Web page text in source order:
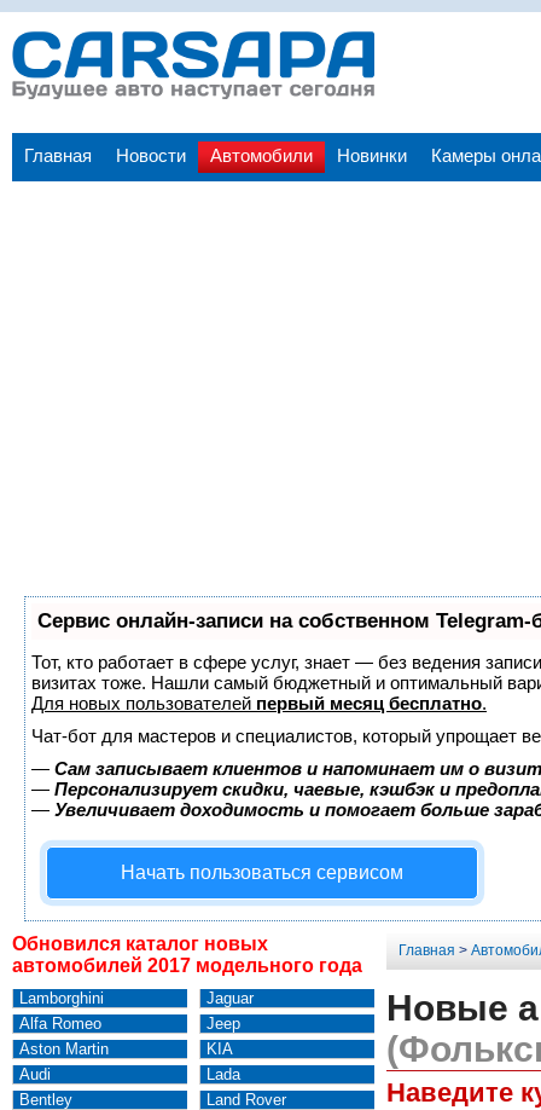
Главная Новости Автомобили Новинки Камеры
Сервис онлайн-записи на собственном Telegram-
Тот, кто работает в сфере услуг, знает — без ведения
визитах тоже. Нашли самый бюджетный и оптимальный
Для новых пользователей первый месяц бесплатно.
Чат-бот для мастеров и специалистов, который упрощает
— Сам записывает клиентов и напоминает им о
— Персонализирует скидки, чаевые, кэшбэк и
— Увеличивает доходимость и помогает больше
Начать пользоваться сервисом
Обновился каталог новых
автомобилей 2017 модельного года
Lamborghini
Alfa Romeo
Aston Martin
Audi
Bentley
Jaguar
Jeep
KIA
Lada
Land Rover
Главная >
Новые
Наведите